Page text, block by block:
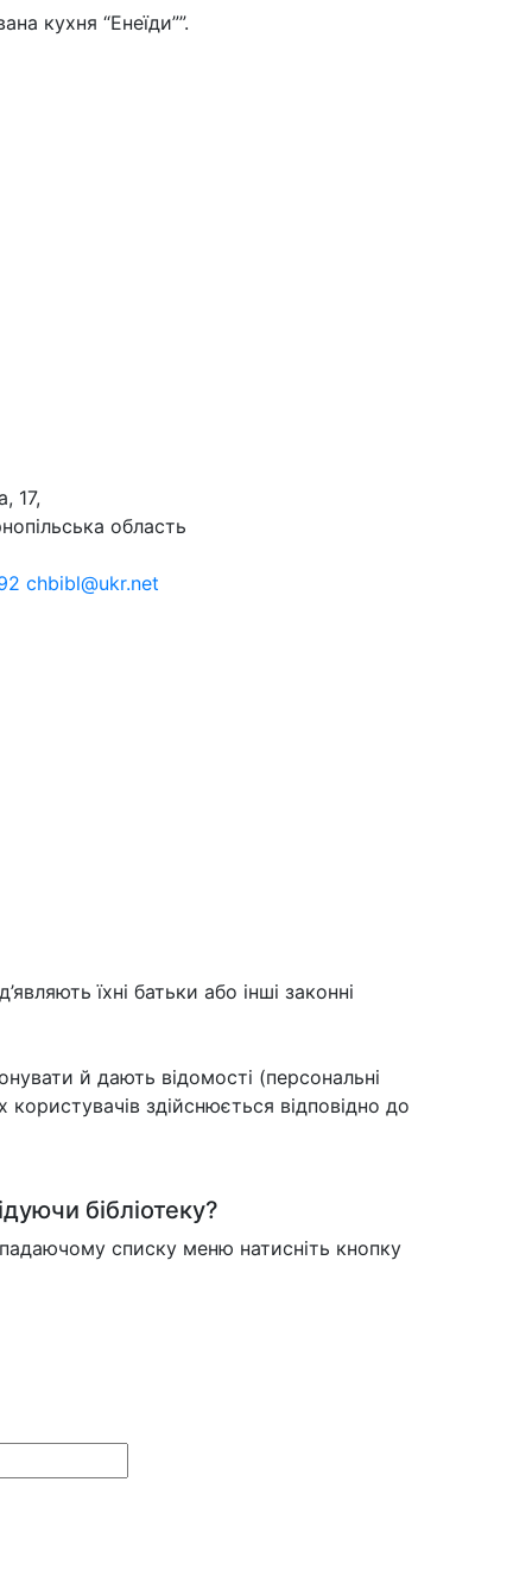
кухня “Енеїди””.
17,
область
chbibl@ukr.net
їхні батьки або інші законні
й дають відомості (персональні
здійснюється відповідно до
бібліотеку?
списку меню натисніть кнопку